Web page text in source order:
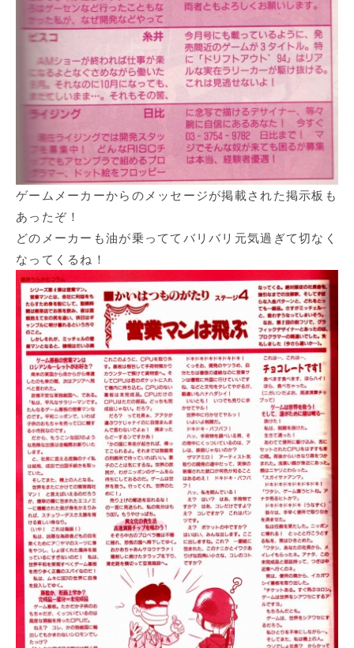
ゲームメーカーからのメッセージが掲載された掲示板も
あったぞ！
どのメーカーも油が乗っててバリバリ元気過ぎて切なく
なってくるね！